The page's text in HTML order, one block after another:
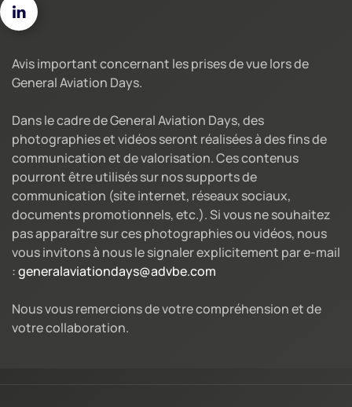
Avis important concernant les prises de vue lors de
General Aviation Days.
Dans le cadre de General Aviation Days, des
photographies et vidéos seront réalisées à des fins de
communication et de valorisation. Ces contenus
pourront être utilisés sur nos supports de
communication (site internet, réseaux sociaux,
documents promotionnels, etc.). Si vous ne souhaitez
pas apparaître sur ces photographies ou vidéos, nous
vous invitons à nous le signaler explicitement par e-mail
:generalaviationdays@advbe.com
Nous vous remercions de votre compréhension et de
votre collaboration.